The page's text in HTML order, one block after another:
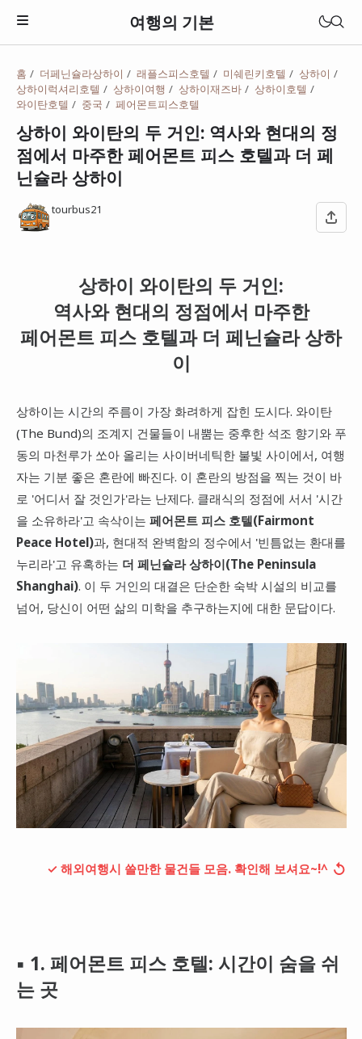
여행의 기본
베트남
프랑스
이탈리아
스페인
홈 더페닌슐라상하이 래플스피스호텔 미쉐린키호텔
상하이
상하이럭셔리호텔
상하이여행 상하이재즈바
상하이호텔
와이탄호텔
중국 페어몬트피스호텔
상하이 와이탄의 두 거인: 역사와 현대의 정
점에서 마주한 페어몬트 피스 호텔과 더 페
닌슐라 상하이
tourbus21
상하이 와이탄의 두 거인:
역사와 현대의 정점에서 마주한
페어몬트 피스 호텔과 더 페닌슐라 상하
이
상하이는 시간의 주름이 가장 화려하게 잡힌 도시다. 와이탄
(The Bund)의 조계지 건물들이 내뿜는 중후한 석조 향기와 푸
동의 마천루가 쏘아 올리는 사이버네틱한 불빛 사이에서, 여행
자는 기분 좋은 혼란에 빠진다. 이 혼란의 방점을 찍는 것이 바
로 '어디서 잘 것인가'라는 난제다. 클래식의 정점에 서서 '시간
을 소유하라'고 속삭이는 페어몬트 피스 호텔(Fairmont
Peace Hotel)과, 현대적 완벽함의 정수에서 '빈틈없는 환대를
누리라'고 유혹하는 더 페닌슐라 상하이(The Peninsula
Shanghai). 이 두 거인의 대결은 단순한 숙박 시설의 비교를
넘어, 당신이 어떤 삶의 미학을 추구하는지에 대한 문답이다.
✓ 해외여행시 쓸만한 물건들 모음. 확인해 보셔요~!^ ↺
▪ 1. 페어몬트 피스 호텔: 시간이 숨을 쉬
는 곳